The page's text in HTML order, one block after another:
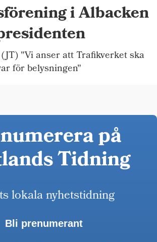
i Albacken
"Vi anser att Trafikverket ska
för belysningen"
på
Tidning
lokala nyhetstidning
Bli prenumerant